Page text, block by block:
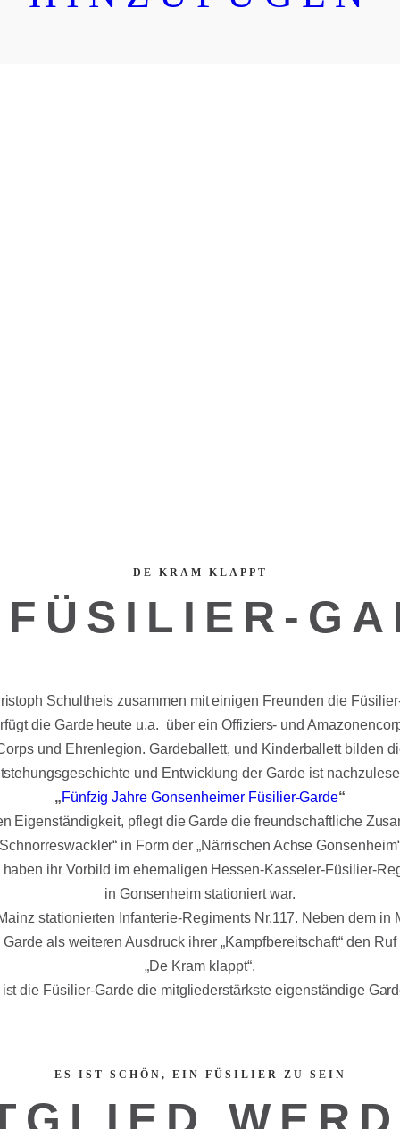
DE KRAM KLAPPT
Schultheis zusammen mit einigen Freunden die
die Garde heute u.a. über ein Offiziers- und
und Ehrenlegion. Gardeballett, und Kinderballett bilden
und Entwicklung der Garde ist
„Fünfzig Jahre Gonsenheimer Füsilier-Garde“
Eigenständigkeit, pflegt die Garde die freundschaftliche
in Form der „Närrischen Achse
ihr Vorbild im ehemaligen Hessen-Kasseler-Füsilier-
in Gonsenheim stationiert war.
stationierten Infanterie-Regiments Nr.117. Neben dem in
Garde als weiteren Ausdruck ihrer „Kampfbereitschaft“ den Ruf
„De Kram klappt“.
die Füsilier-Garde die mitgliederstärkste eigenständige
ES IST SCHÖN, EIN FÜSILIER ZU SEIN